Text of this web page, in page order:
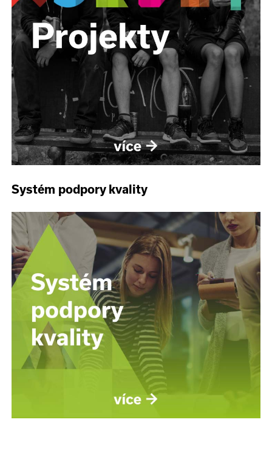
Systém podpory kvality